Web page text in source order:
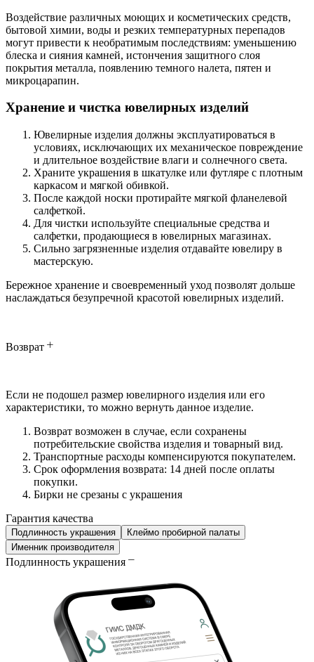
Воздействие различных моющих и косметических средств,
бытовой химии, воды и резких температурных перепадов
могут привести к необратимым последствиям: уменьшению
блеска и сияния камней, истончения защитного слоя
покрытия металла, появлению темного налета, пятен и
микроцарапин.
Хранение и чистка ювелирных изделий
Ювелирные изделия должны эксплуатироваться в
условиях, исключающих их механическое повреждение
и длительное воздействие влаги и солнечного света.
Храните украшения в шкатулке или футляре с плотным
каркасом и мягкой обивкой.
После каждой носки протирайте мягкой фланелевой
салфеткой.
Для чистки используйте специальные средства и
салфетки, продающиеся в ювелирных магазинах.
Сильно загрязненные изделия отдавайте ювелиру в
мастерскую.
Бережное хранение и своевременный уход позволят дольше
наслаждаться безупречной красотой ювелирных изделий.
Возврат
Если не подошел размер ювелирного изделия или его
характеристики, то можно вернуть данное изделие.
Возврат возможен в случае, если сохранены
потребительские свойства изделия и товарный вид.
Транспортные расходы компенсируются покупателем.
Срок оформления возврата: 14 дней после оплаты
покупки.
Бирки не срезаны с украшения
Гарантия качества
Подлинность украшения
Клеймо пробирной палаты
Именник производителя
Подлинность украшения